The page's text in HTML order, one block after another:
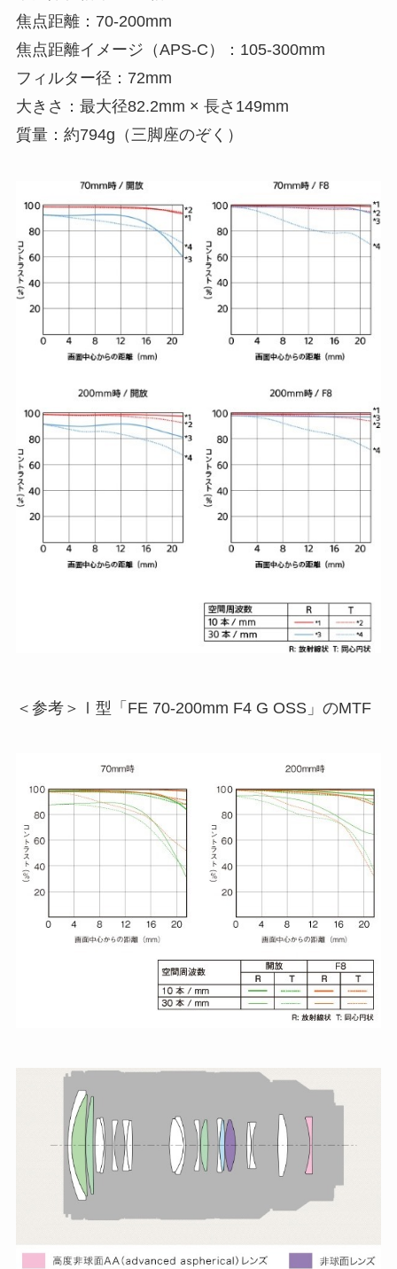
焦点距離：70-200mm
焦点距離イメージ（APS-C）：105-300mm
フィルター径：72mm
大きさ：最大径82.2mm × 長さ149mm
質量：約794g（三脚座のぞく）
＜参考＞Ⅰ型「FE 70-200mm F4 G OSS」のMTF